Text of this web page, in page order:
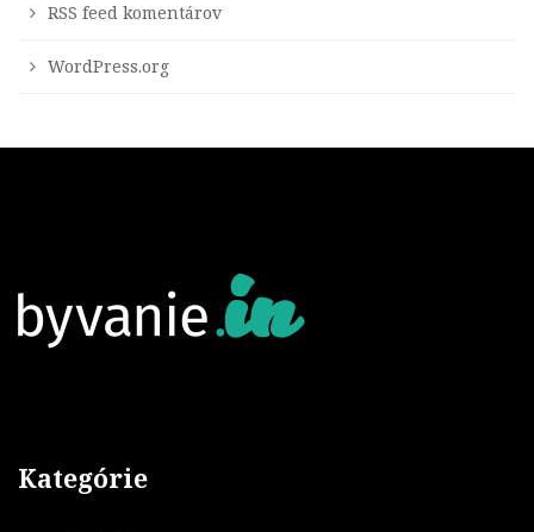
RSS feed komentárov
WordPress.org
Kategórie